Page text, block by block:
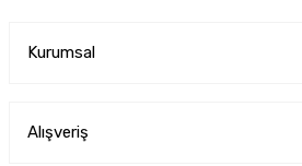
Kurumsal
Alışveriş